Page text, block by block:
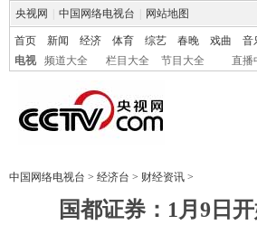
央视网 中国网络电视台 网站地图
首页 新闻 经济 体育 综艺 春晚 戏曲 音
电视
频道大全 栏目大全 节目大全 直播
中国网络电视台 > 经济台 > 财经资讯 >
国都证券：1月9日